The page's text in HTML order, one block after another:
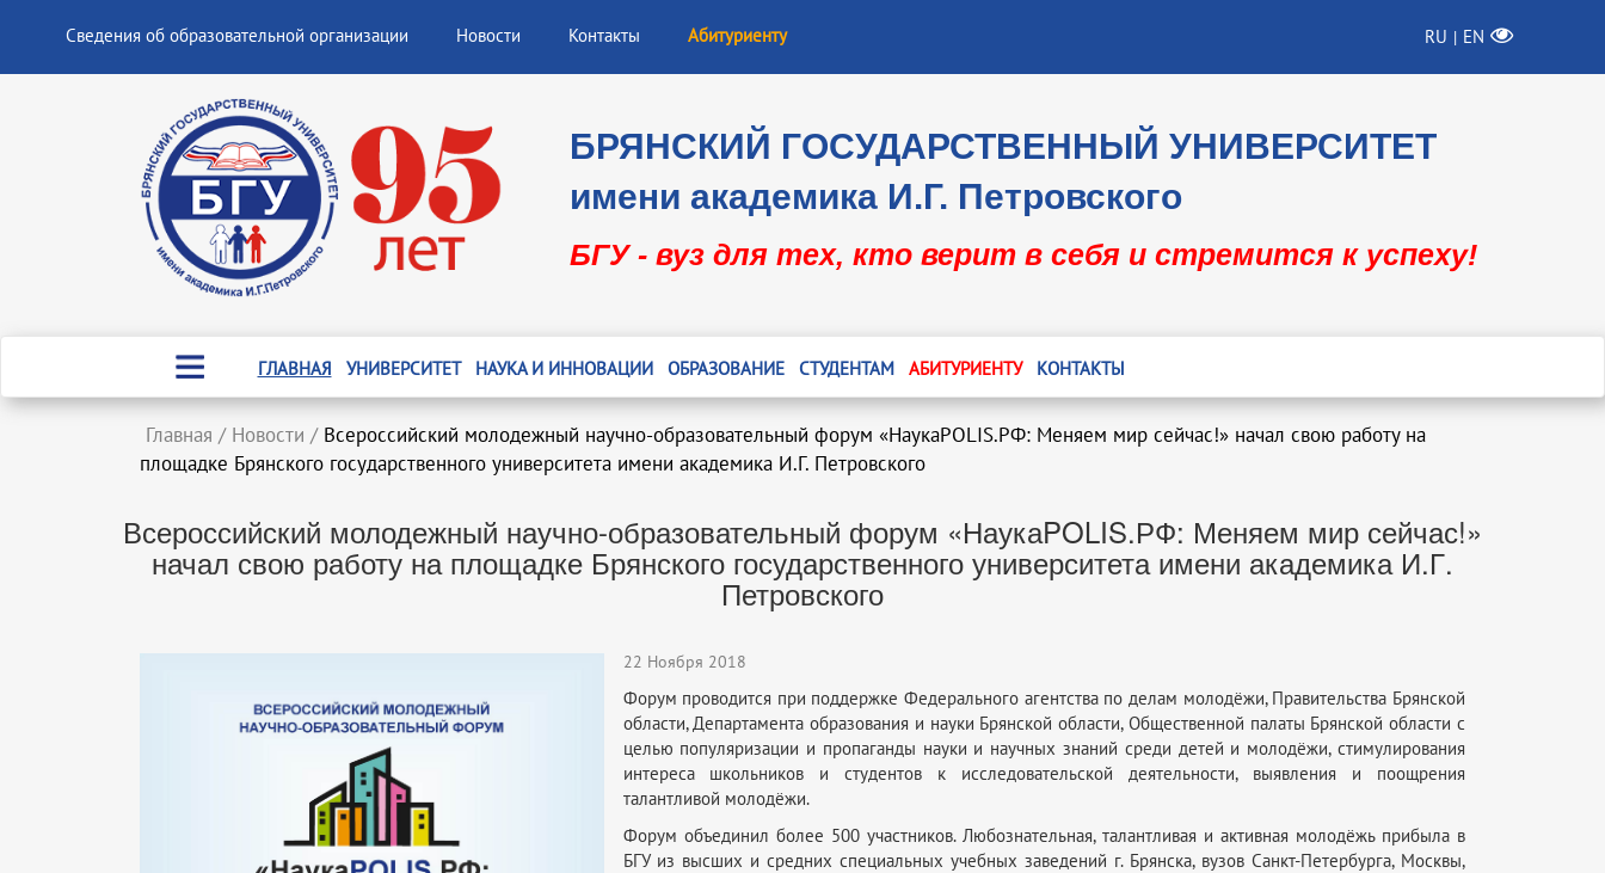
Сведения об образовательной организации Новости Контакты Абитуриенту RU | EN
БРЯНСКИЙ ГОСУДАРСТВЕННЫЙ УНИВЕРСИТЕТ
имени академика И.Г. Петровского
БГУ - вуз для тех, кто верит в себя и стремится к успеху!
ГЛАВНАЯ УНИВЕРСИТЕТ НАУКА И ИННОВАЦИИ ОБРАЗОВАНИЕ СТУДЕНТАМ АБИТУРИЕНТУ КОНТАКТЫ
Главная / Новости / Всероссийский молодежный научно-образовательный форум «НаукаPOLIS.РФ: Меняем мир сейчас!» начал свою работу на
площадке Брянского государственного университета имени академика И.Г. Петровского
Всероссийский молодежный научно-образовательный форум «НаукаPOLIS.РФ: Меняем мир сейчас!»
начал свою работу на площадке Брянского государственного университета имени академика И.Г.
Петровского
22 Ноября 2018
Форум проводится при поддержке Федерального агентства по делам молодёжи, Правительства Брянской
области, Департамента образования и науки Брянской области, Общественной палаты Брянской области с
целью популяризации и пропаганды науки и научных знаний среди детей и молодёжи, стимулирования
интереса школьников и студентов к исследовательской деятельности, выявления и поощрения
талантливой молодёжи.
Форум объединил более 500 участников. Любознательная, талантливая и активная молодёжь прибыла в
БГУ из высших и средних специальных учебных заведений г. Брянска, вузов Санкт-Петербурга, Москвы,